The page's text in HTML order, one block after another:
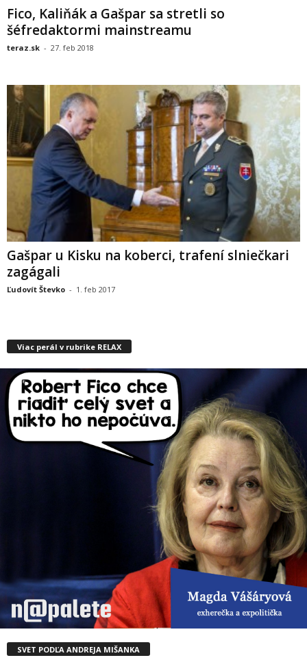
Fico, Kaliňák a Gašpar sa stretli so
šéfredaktormi mainstreamu
teraz.sk - 27. feb 2018
Gašpar u Kisku na koberci, trafení slniečkari
zagágali
Ľudovít Števko - 1. feb 2017
Viac perál v rubrike RELAX
SVET PODĽA ANDREJA MIŠANKA